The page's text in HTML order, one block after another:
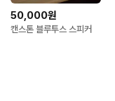
50,000원
캔스톤 블루투스 스피커